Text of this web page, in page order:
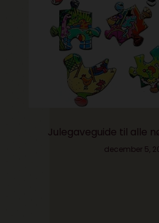
Julegaveguide til alle
december 5,